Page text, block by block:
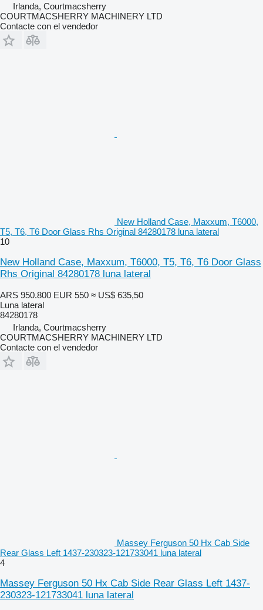
Irlanda, Courtmacsherry
COURTMACSHERRY MACHINERY LTD
Contacte con el vendedor
New Holland Case, Maxxum, T6000,
T5, T6, T6 Door Glass Rhs Original 84280178 luna lateral
10
New Holland Case, Maxxum, T6000, T5, T6, T6 Door Glass
Rhs Original 84280178 luna lateral
ARS 950.800 EUR 550 ≈ US$ 635,50
Luna lateral
84280178
Irlanda, Courtmacsherry
COURTMACSHERRY MACHINERY LTD
Contacte con el vendedor
Massey Ferguson 50 Hx Cab Side
Rear Glass Left 1437-230323-121733041 luna lateral
4
Massey Ferguson 50 Hx Cab Side Rear Glass Left 1437-
230323-121733041 luna lateral